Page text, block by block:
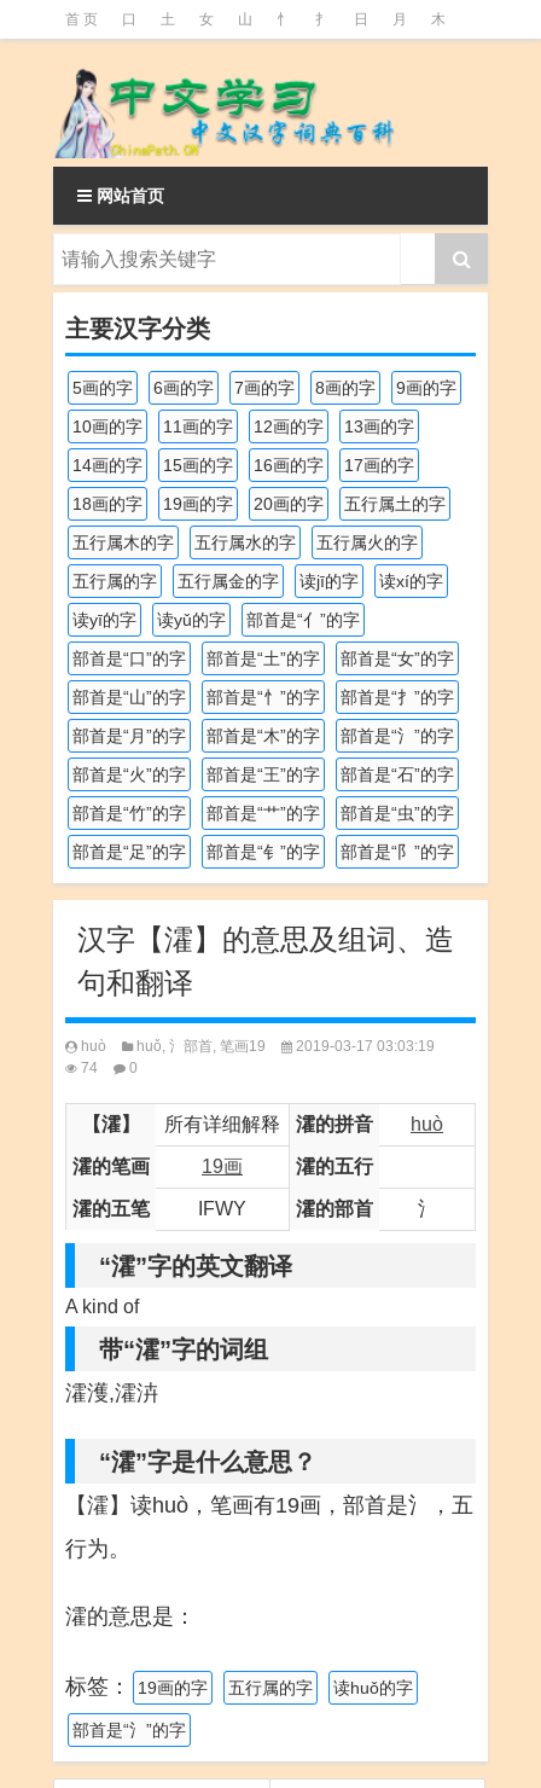
首 页 口 土 女 山 忄 扌 日 月 木
釒 阝 魚
网站首页
主要汉字分类
5画的字 6画的字 7画的字 8画的字
9画的字
10画的字
11画的字 12画的字
13画的字
14画的字
15画的字 16画的字
17画的字
18画的字
19画的字 20画的字
五行属土的字
五行属木的字
五行属水的字
五行属火的字
五行属的字
五行属金的字 读jī的字
读xí的字
读yī的字
读yǔ的字
部首是“亻”的字
部首是“口”的字
部首是“土”的字
部首是“女”的字
部首是“山”的字
部首是“忄”的字
部首是“扌”的字
部首是“月”的字
部首是“木”的字
部首是“氵”的字
部首是“火”的字
部首是“王”的字
部首是“石”的字
部首是“竹”的字
部首是“艹”的字
部首是“虫”的字
部首是“足”的字
部首是“钅”的字 部首是“阝”的字
汉字【瀖】的意思及组词、造
句和翻译
huò huǒ, 氵部首, 笔画19
2019-03-17 03:03:19
74
0
【瀖】 所有详细解释 瀖的拼音 huò
瀖的笔画 19画 瀖的五行
瀖的五笔 IFWY 瀖的部首 氵
“瀖”字的英文翻译
A kind of
带“瀖”字的词组
瀖濩,瀖泋
“瀖”字是什么意思？
【瀖】读huò，笔画有19画，部首是氵，五
行为。
瀖的意思是：
标签： 19画的字 五行属的字 读huǒ的字
部首是“氵”的字